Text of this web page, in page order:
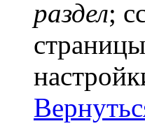
раздел;